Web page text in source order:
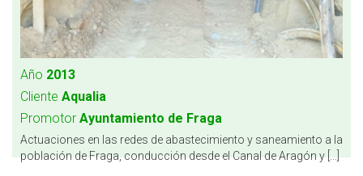
Año 2013
Cliente Aqualia
Promotor Ayuntamiento de Fraga
Actuaciones en las redes de abastecimiento y saneamiento a la
población de Fraga, conducción desde el Canal de Aragón y [...]